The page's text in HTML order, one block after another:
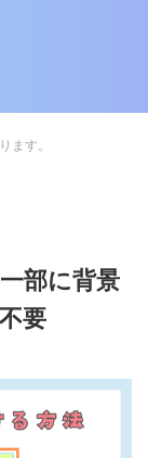
ます。
部に背景
要